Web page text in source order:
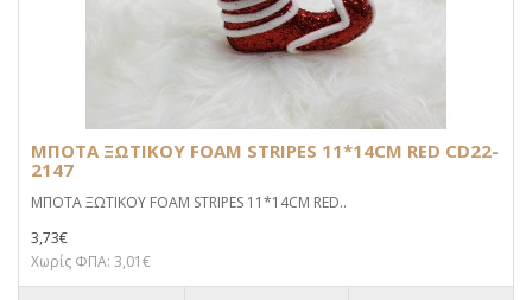
ΜΠΟΤΑ ΞΩΤΙΚΟΥ FOAM STRIPES 11*14CM RED CD22-
2147
ΜΠΟΤΑ ΞΩΤΙΚΟΥ FOAM STRIPES 11*14CM RED..
3,73€
Χωρίς ΦΠΑ: 3,01€